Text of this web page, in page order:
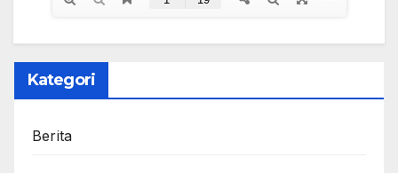
Kategori
Berita